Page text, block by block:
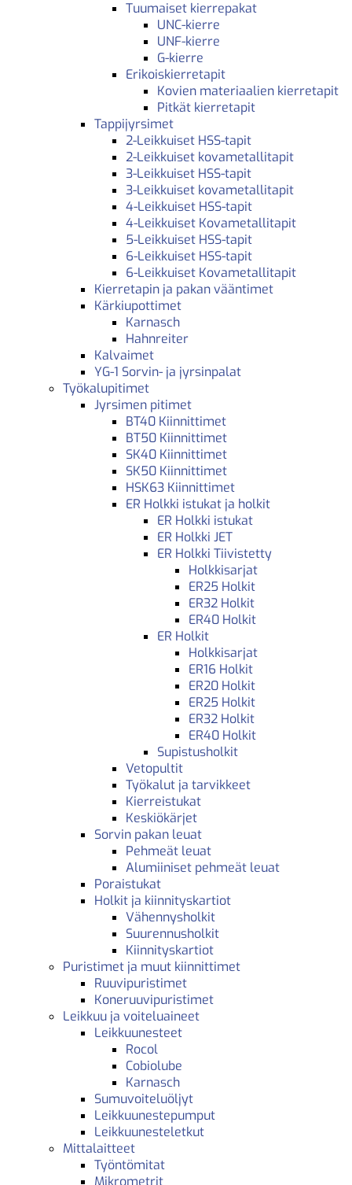
Tuumaiset kierrepakat
UNC-kierre
UNF-kierre
G-kierre
Erikoiskierretapit
Kovien materiaalien kierretapit
Pitkät kierretapit
Tappijyrsimet
2-Leikkuiset HSS-tapit
2-Leikkuiset kovametallitapit
3-Leikkuiset HSS-tapit
3-Leikkuiset kovametallitapit
4-Leikkuiset HSS-tapit
4-Leikkuiset Kovametallitapit
5-Leikkuiset HSS-tapit
6-Leikkuiset HSS-tapit
6-Leikkuiset Kovametallitapit
Kierretapin ja pakan vääntimet
Kärkiupottimet
Karnasch
Hahnreiter
Kalvaimet
YG-1 Sorvin- ja jyrsinpalat
Työkalupitimet
Jyrsimen pitimet
BT40 Kiinnittimet
BT50 Kiinnittimet
SK40 Kiinnittimet
SK50 Kiinnittimet
HSK63 Kiinnittimet
ER Holkki istukat ja holkit
ER Holkki istukat
ER Holkki JET
ER Holkki Tiivistetty
Holkkisarjat
ER25 Holkit
ER32 Holkit
ER40 Holkit
ER Holkit
Holkkisarjat
ER16 Holkit
ER20 Holkit
ER25 Holkit
ER32 Holkit
ER40 Holkit
Supistusholkit
Vetopultit
Työkalut ja tarvikkeet
Kierreistukat
Keskiökärjet
Sorvin pakan leuat
Pehmeät leuat
Alumiiniset pehmeät leuat
Poraistukat
Holkit ja kiinnityskartiot
Vähennysholkit
Suurennusholkit
Kiinnityskartiot
Puristimet ja muut kiinnittimet
Ruuvipuristimet
Koneruuvipuristimet
Leikkuu ja voiteluaineet
Leikkuunesteet
Rocol
Cobiolube
Karnasch
Sumuvoiteluöljyt
Leikkuunestepumput
Leikkuunesteletkut
Mittalaitteet
Työntömitat
Mikrometrit